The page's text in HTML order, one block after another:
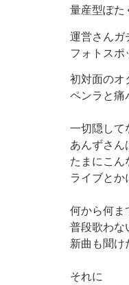
量産型ぽた
運営さんガ
フォトスポ
初対面のオ
ペンラと痛
一切隠して
あんずさん
たまにこん
ライブとか
何から何
普段歌わな
新曲も聞け
それに